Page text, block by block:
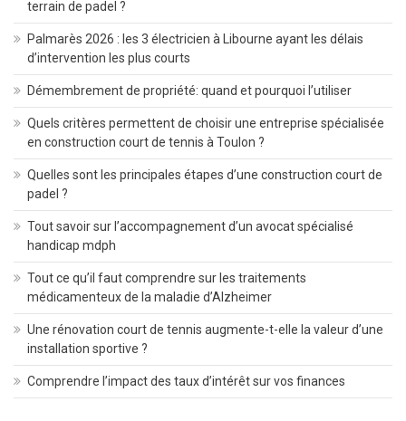
terrain de padel ?
Palmarès 2026 : les 3 électricien à Libourne ayant les délais
d’intervention les plus courts
Démembrement de propriété: quand et pourquoi l’utiliser
Quels critères permettent de choisir une entreprise spécialisée
en construction court de tennis à Toulon ?
Quelles sont les principales étapes d’une construction court de
padel ?
Tout savoir sur l’accompagnement d’un avocat spécialisé
handicap mdph
Tout ce qu’il faut comprendre sur les traitements
médicamenteux de la maladie d’Alzheimer
Une rénovation court de tennis augmente-t-elle la valeur d’une
installation sportive ?
Comprendre l’impact des taux d’intérêt sur vos finances